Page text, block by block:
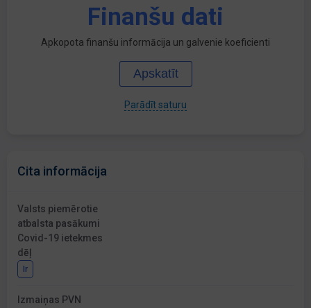
Finanšu dati
Apkopota finanšu informācija un galvenie koeficienti
Apskatīt
Parādīt saturu
Cita informācija
Valsts piemērotie
atbalsta pasākumi
Covid-19 ietekmes
dēļ
Ir
Izmaiņas PVN